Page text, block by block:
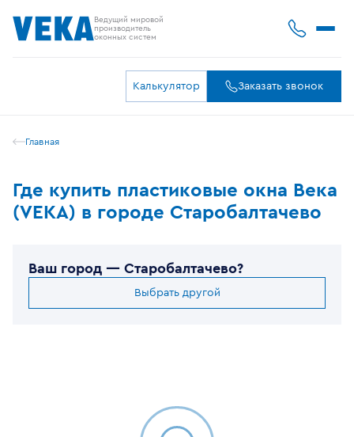
Ведущий мировой
производитель
оконных систем
Калькулятор Заказать звонок
Главная
Где купить пластиковые окна Века
(VEKA) в городе Старобалтачево
Ваш город — Старобалтачево?
Выбрать другой